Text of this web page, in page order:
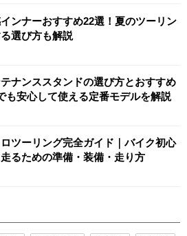
ンナーおすすめ22選！夏のツーリン
選び方も解説
ナンススタンドの選び方とおすすめ
も安心して使える定番モデルを解説
ツーリング完全ガイド｜バイク初心
るための準備・装備・走り方